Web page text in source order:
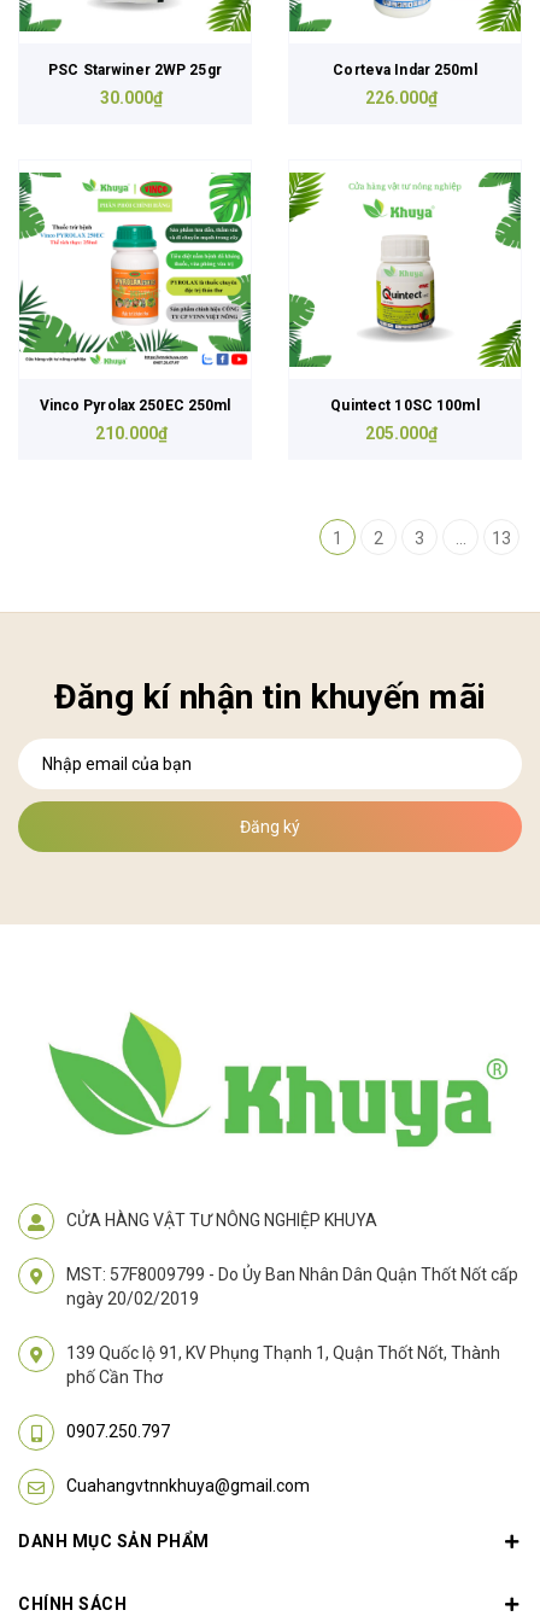
PSC Starwiner 2WP 25gr
30.000₫
Corteva Indar 250ml
226.000₫
Vinco Pyrolax 250EC 250ml
210.000₫
Quintect 10SC 100ml
205.000₫
1 2 3 13
Đăng kí nhận tin khuyến mãi
Đăng ký
CỬA HÀNG VẬT TƯ NÔNG NGHIỆP KHUYA
MST: 57F8009799 - Do Ủy Ban Nhân Dân Quận Thốt Nốt cấp
ngày 20/02/2019
139 Quốc lộ 91, KV Phụng Thạnh 1, Quận Thốt Nốt, Thành
phố Cần Thơ
0907.250.797
Cuahangvtnnkhuya@gmail.com
DANH MỤC SẢN PHẨM
CHÍNH SÁCH